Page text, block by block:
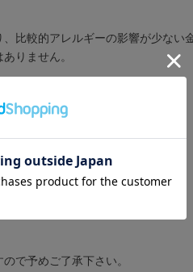
比較的アレルギーの影響が少ない
りません。
で予めご了承下さい。